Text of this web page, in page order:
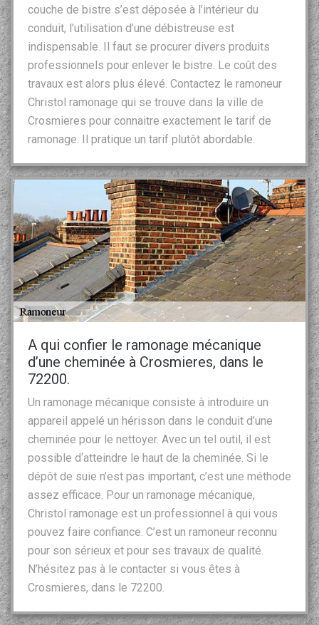
couche de bistre s’est déposée à l’intérieur du
conduit, l’utilisation d’une débistreuse est
indispensable. Il faut se procurer divers produits
professionnels pour enlever le bistre. Le coût des
travaux est alors plus élevé. Contactez le ramoneur
Christol ramonage qui se trouve dans la ville de
Crosmieres pour connaitre exactement le tarif de
ramonage. Il pratique un tarif plutôt abordable.
A qui confier le ramonage mécanique
d’une cheminée à Crosmieres, dans le
72200.
Un ramonage mécanique consiste à introduire un
appareil appelé un hérisson dans le conduit d’une
cheminée pour le nettoyer. Avec un tel outil, il est
possible d‘atteindre le haut de la cheminée. Si le
dépôt de suie n’est pas important, c’est une méthode
assez efficace. Pour un ramonage mécanique,
Christol ramonage est un professionnel à qui vous
pouvez faire confiance. C’est un ramoneur reconnu
pour son sérieux et pour ses travaux de qualité.
N’hésitez pas à le contacter si vous êtes à
Crosmieres, dans le 72200.